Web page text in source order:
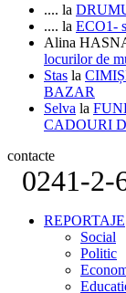
.... la
.... la ECO1-
Alina
locurilor de
Stas la
BAZAR
Selva la
CADOURI
contacte
0241-2-
REPORTAJE
Social
Politic